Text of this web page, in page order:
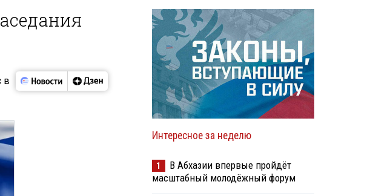
в
Интересное за неделю
1
В Абхазии впервые пройдёт
масштабный молодёжный форум